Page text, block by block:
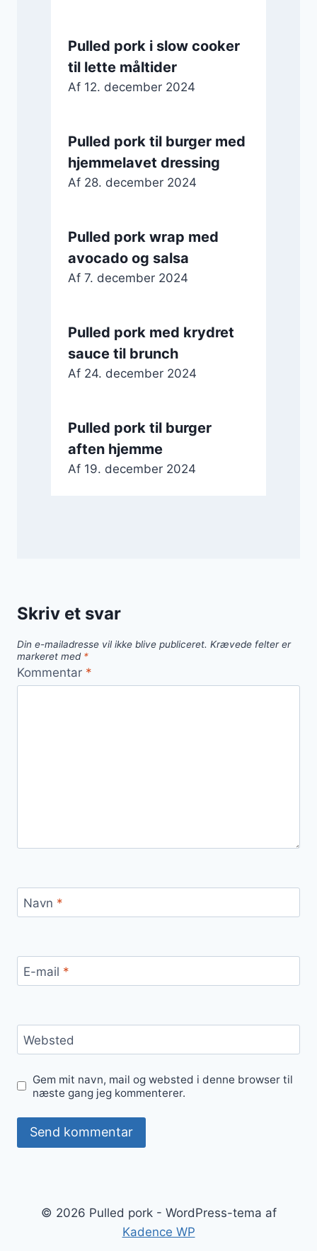
Pulled pork i slow cooker
til lette måltider
Af 12. december 2024
Pulled pork til burger med
hjemmelavet dressing
Af 28. december 2024
Pulled pork wrap med
avocado og salsa
Af 7. december 2024
Pulled pork med krydret
sauce til brunch
Af 24. december 2024
Pulled pork til burger
aften hjemme
Af 19. december 2024
Skriv et svar
Din e-mailadresse vil ikke blive publiceret. Krævede felter er
markeret med *
Kommentar *
Navn *
E-mail *
Websted
Gem mit navn, mail og websted i denne browser til
næste gang jeg kommenterer.
© 2026 Pulled pork - WordPress-tema af
Kadence WP